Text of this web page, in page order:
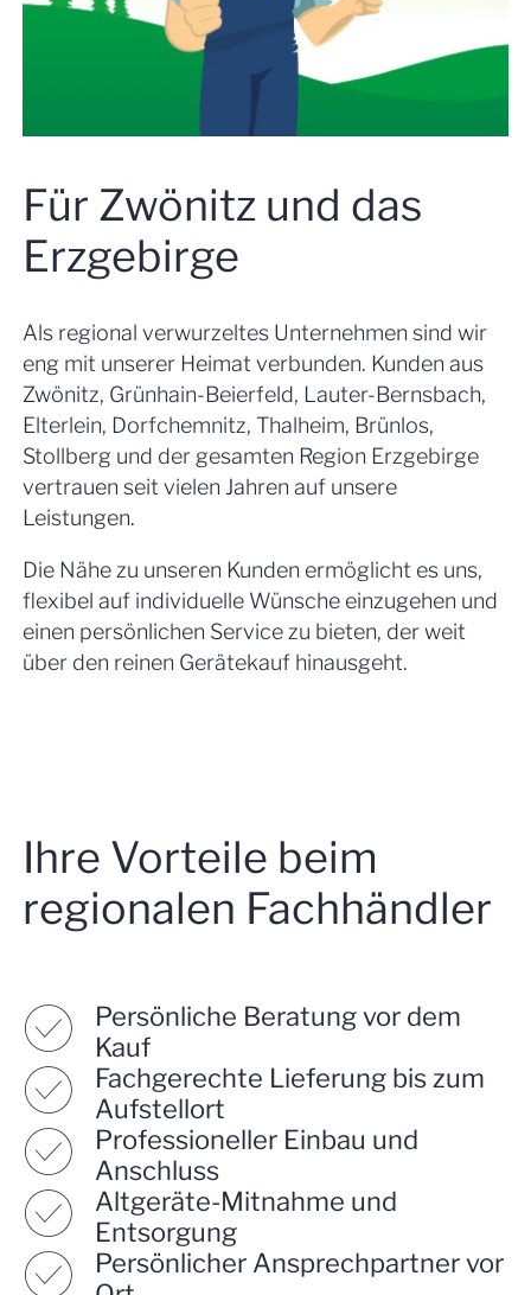
Für Zwönitz und das
Erzgebirge
Als regional verwurzeltes Unternehmen sind wir
eng mit unserer Heimat verbunden. Kunden aus
Zwönitz, Grünhain-Beierfeld, Lauter-Bernsbach,
Elterlein, Dorfchemnitz, Thalheim, Brünlos,
Stollberg und der gesamten Region Erzgebirge
vertrauen seit vielen Jahren auf unsere
Leistungen.
Die Nähe zu unseren Kunden ermöglicht es uns,
flexibel auf individuelle Wünsche einzugehen und
einen persönlichen Service zu bieten, der weit
über den reinen Gerätekauf hinausgeht.
Ihre Vorteile beim
regionalen Fachhändler
☑︎
Persönliche Beratung vor dem
Kauf
☑︎
Fachgerechte Lieferung bis zum
Aufstellort
☑︎
Professioneller Einbau und
Anschluss
☑︎
Altgeräte-Mitnahme und
Entsorgung
☑︎
Persönlicher Ansprechpartner vor